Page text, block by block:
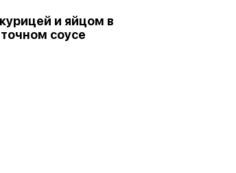
и яйцом в
соусе